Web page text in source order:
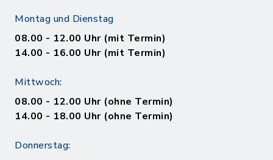
Montag und Dienstag
08.00 - 12.00 Uhr (mit Termin)
14.00 - 16.00 Uhr (mit Termin)
Mittwoch:
08.00 - 12.00 Uhr (ohne Termin)
14.00 - 18.00 Uhr (ohne Termin)
Donnerstag: